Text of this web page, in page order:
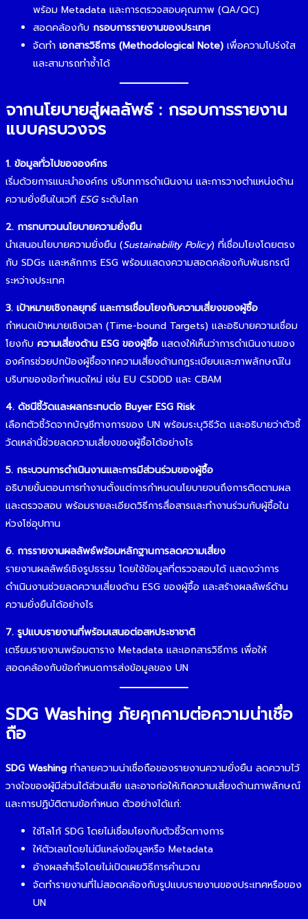
พร้อม Metadata และการตรวจสอบคุณภาพ (QA/QC)
สอดคล้องกับ กรอบการรายงานของประเทศ
จัดทำ เอกสารวิธีการ (Methodological Note) เพื่อความโปร่งใส
และสามารถทำซ้ำได้
จากนโยบายสู่ผลลัพธ์ : กรอบการรายงาน
แบบครบวงจร
1. ข้อมูลทั่วไปขององค์กร
เริ่มด้วยการแนะนำองค์กร บริบทการดำเนินงาน และการวางตำแหน่งด้าน
ความยั่งยืนในเวที ESGระดับโลก
2. การทบทวนนโยบายความยั่งยืน
นำเสนอนโยบายความยั่งยืน (Sustainability Policy) ที่เชื่อมโยงโดยตรง
กับ SDGs และหลักการ ESG พร้อมแสดงความสอดคล้องกับพันธกรณี
ระหว่างประเทศ
3. เป้าหมายเชิงกลยุทธ์ และการเชื่อมโยงกับความเสี่ยงของผู้ซื้อ
กำหนดเป้าหมายเชิงเวลา (Time-bound Targets) และอธิบายความเชื่อม
โยงกับ ความเสี่ยงด้าน ESG ของผู้ซื้อ แสดงให้เห็นว่าการดำเนินงานของ
องค์กรช่วยปกป้องผู้ซื้อจากความเสี่ยงด้านกฎระเบียบและภาพลักษณ์ใน
บริบทของข้อกำหนดใหม่ เช่น EU CSDDD และ CBAM
4. ดัชนีชี้วัดและผลกระทบต่อ Buyer ESG Risk
เลือกตัวชี้วัดจากบัญชีทางการของ UN พร้อมระบุวิธีวัด และอธิบายว่าตัวชี้
วัดเหล่านี้ช่วยลดความเสี่ยงของผู้ซื้อได้อย่างไร
5. กระบวนการดำเนินงานและการมีส่วนร่วมของผู้ซื้อ
อธิบายขั้นตอนการทำงานตั้งแต่การกำหนดนโยบายจนถึงการติดตามผล
และตรวจสอบ พร้อมรายละเอียดวิธีการสื่อสารและทำงานร่วมกับผู้ซื้อใน
ห่วงโซ่อุปทาน
6. การรายงานผลลัพธ์พร้อมหลักฐานการลดความเสี่ยง
รายงานผลลัพธ์เชิงรูปธรรม โดยใช้ข้อมูลที่ตรวจสอบได้ แสดงว่าการ
ดำเนินงานช่วยลดความเสี่ยงด้าน ESG ของผู้ซื้อ และสร้างผลลัพธ์ด้าน
ความยั่งยืนได้อย่างไร
7. รูปแบบรายงานที่พร้อมเสนอต่อสหประชาชาติ
เตรียมรายงานพร้อมตาราง Metadata และเอกสารวิธีการ เพื่อให้
สอดคล้องกับข้อกำหนดการส่งข้อมูลของ UN
SDG Washing ภัยคุกคามต่อความน่าเชื่อ
ถือ
SDG Washing ทำลายความน่าเชื่อถือของรายงานความยั่งยืน ลดความไว้
วางใจของผู้มีส่วนได้ส่วนเสีย และอาจก่อให้เกิดความเสี่ยงด้านภาพลักษณ์
และการปฏิบัติตามข้อกำหนด ตัวอย่างได้แก่:
ใช้โลโก้ SDG โดยไม่เชื่อมโยงกับตัวชี้วัดทางการ
ให้ตัวเลขโดยไม่มีแหล่งข้อมูลหรือ Metadata
อ้างผลสำเร็จโดยไม่เปิดเผยวิธีการคำนวณ
จัดทำรายงานที่ไม่สอดคล้องกับรูปแบบรายงานของประเทศหรือของ
UN